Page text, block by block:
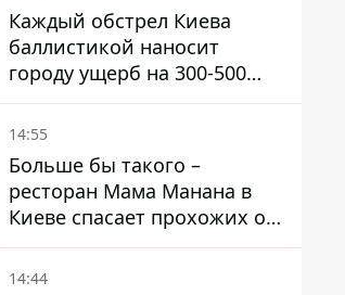
Каждый обстрел Киева
баллистикой наносит
городу ущерб на 300-500
миллионов - Петр
Пантелеев
14:55
Больше бы такого –
ресторан Мама Манана в
Киеве спасает прохожих от
жары
14:44